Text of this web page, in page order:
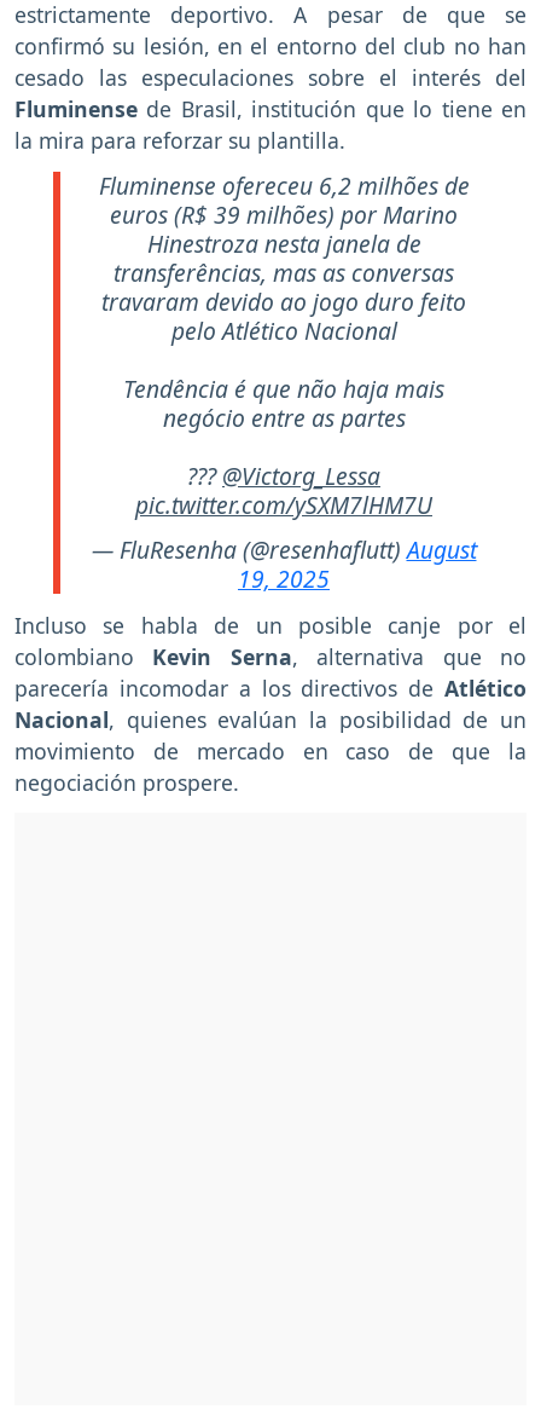
estrictamente deportivo. A pesar de que se
confirmó su lesión, en el entorno del club no han
cesado las especulaciones sobre el interés del
Fluminense de Brasil, institución que lo tiene en
la mira para reforzar su plantilla.
Fluminense ofereceu 6,2 milhões de
euros (R$ 39 milhões) por Marino
Hinestroza nesta janela de
transferências, mas as conversas
travaram devido ao jogo duro feito
pelo Atlético Nacional
Tendência é que não haja mais
negócio entre as partes
???@Victorg_Lessa
pic.twitter.com/ySXM7lHM7U
— FluResenha (@resenhaflutt)August
19, 2025
Incluso se habla de un posible canje por el
colombiano Kevin Serna, alternativa que no
parecería incomodar a los directivos de Atlético
Nacional, quienes evalúan la posibilidad de un
movimiento de mercado en caso de que la
negociación prospere.